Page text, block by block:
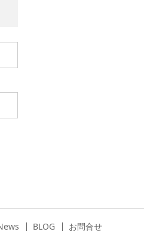
BLOG お問合せ